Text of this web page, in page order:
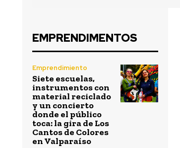
EMPRENDIMENTOS
Emprendimiento
Siete escuelas,
instrumentos con
material reciclado
y un concierto
donde el público
toca: la gira de Los
Cantos de Colores
en Valparaíso